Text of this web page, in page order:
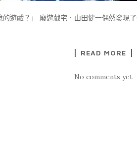
的遊戲？」 廢遊戲宅．山田健一偶然發現
READ MORE
No comments yet